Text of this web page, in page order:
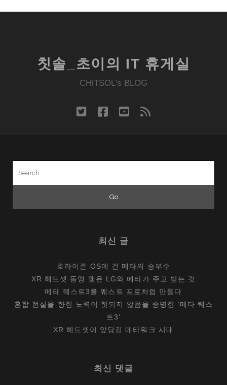
칫솔_초이의 IT 휴게실
CHiTSOL's BLOG
twitterfacebook
youtube
rss
최신 글
호라이즌 OS에 건 메타의 승부수
XR 헤드셋 동맹 맺은 LG와 메타가 주고 받는 것
메타 퀘스트3를 퀘스트 프로처럼 만들다
혼합 현실을 향한 노력이 헛되지 않음을 증명한 ‘메타 퀘스
트3’
XR 헤드셋이 앞당길 메타워크 시대
최신 댓글